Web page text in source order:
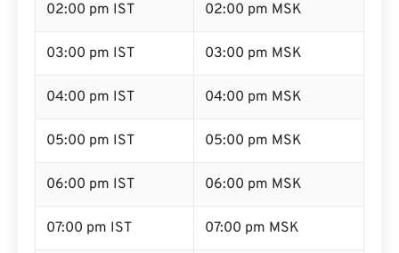
02:00 pm IST 02:00 pm MSK
03:00 pm IST 03:00 pm MSK
04:00 pm IST 04:00 pm MSK
05:00 pm IST 05:00 pm MSK
06:00 pm IST 06:00 pm MSK
07:00 pm IST 07:00 pm MSK